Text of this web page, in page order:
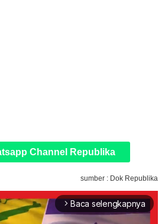
Channel Republika
sumber : Dok Republika
arrow_forward_ios Baca selengkapnya